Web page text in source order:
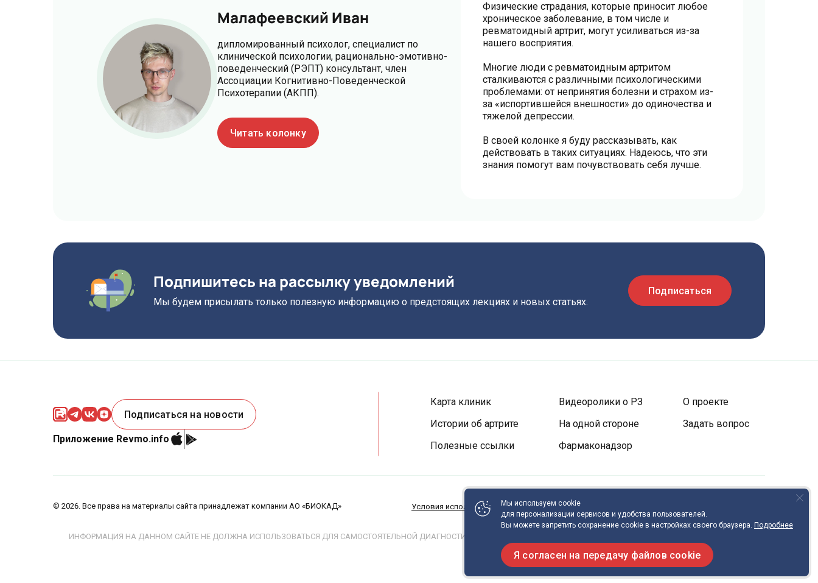
Малафеевский Иван
дипломированный психолог, специалист по
клинической психологии, рационально-эмотивно-
поведенческий (РЭПТ) консультант, член
Ассоциации Когнитивно-Поведенческой
Психотерапии (АКПП).
Читать колонку
Физические страдания, которые приносит любое
хроническое заболевание, в том числе и
ревматоидный артрит, могут усиливаться из-за
нашего восприятия.
Многие люди с ревматоидным артритом
сталкиваются с различными психологическими
проблемами: от непринятия болезни и страхом из-
за «испортившейся внешности» до одиночества и
тяжелой депрессии.
В своей колонке я буду рассказывать, как
действовать в таких ситуациях. Надеюсь, что эти
знания помогут вам почувствовать себя лучше.
Подпишитесь на рассылку уведомлений
Мы будем присылать только полезную информацию о предстоящих лекциях и новых статьях.
Подписаться
Подписаться на новости
Приложение Revmo.info
Карта клиник Видеоролики о РЗ
О проекте
Истории об артрите
На одной стороне
Задать вопрос
Полезные ссылки
Фармаконадзор
© 2026. Все права на материалы сайта принадлежат компании АО «БИОКАД» Условия использования сайта Политика в отношении обработки ПДн
ИНФОРМАЦИЯ НА ДАННОМ САЙТЕ НЕ ДОЛЖНА ИСПОЛЬЗОВАТЬСЯ ДЛЯ САМОСТОЯТЕЛЬНОЙ ДИАГНОСТИКИ И ЛЕЧЕНИЯ И НЕ МОЖЕТ БЫТЬ ЗАМЕНОЙ ОЧНОЙ КОНСУЛЬТАЦИИ ВРАЧА
Мы используем cookie
для персонализации сервисов и удобства пользователей.
Вы можете запретить сохранение cookie в настройках своего браузера. Подробнее
Я согласен на передачу файлов cookie